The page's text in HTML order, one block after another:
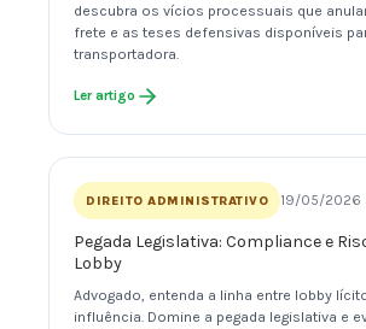
descubra os vícios processuais que
frete e as teses defensivas disponíveis
transportadora.
Ler artigo
DIREITO ADMINISTRATIVO 19/05/2026
Pegada Legislativa: Compliance e
Lobby
Advogado, entenda a linha entre lobby
influência. Domine a pegada legislativa e